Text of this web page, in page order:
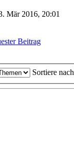
Mär 2016, 20:01
Beitrag
Sortiere nach